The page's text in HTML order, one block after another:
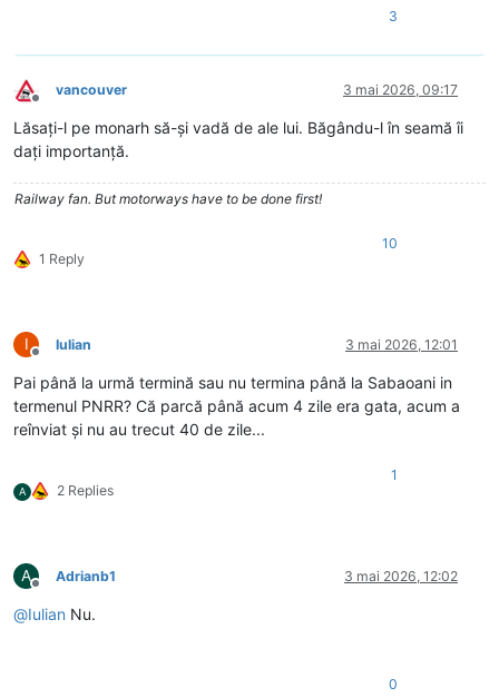
3
Deconectat
vancouver 3 mai 2026, 09:17
Lăsați-l pe monarh să-și vadă de ale lui. Băgându-l în seamă îi
dați importanță.
Railway fan. But motorways have to be done first!
1 Reply
10
I
Deconectat
Iulian 3 mai 2026, 12:01
Pai până la urmă termină sau nu termina până la Sabaoani in
termenul PNRR? Că parcă până acum 4 zile era gata, acum a
reînviat și nu au trecut 40 de zile...
A 2 Replies
1
A
Deconectat
Adrianb1 3 mai 2026, 12:02
@Iulian Nu.
0